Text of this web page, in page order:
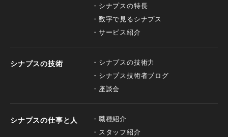
シナプスの特長
数字で見るシナプス
サービス紹介
シナプスの技術
シナプスの技術力
シナプス技術者ブログ
座談会
シナプスの仕事と人
職種紹介
スタッフ紹介